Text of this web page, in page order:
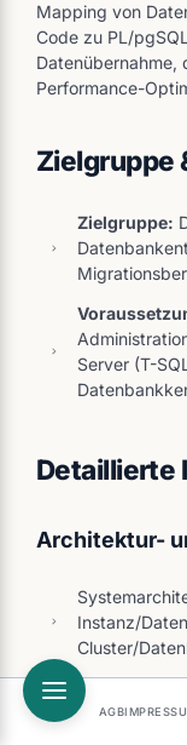
Mapping von
Code zu PL/
Datenübernahme,
Performance-
Zielgruppe
Zielgruppe:
Server (T-
Detaillierte
Architektur-
Instanz/
Cluster/
AGB